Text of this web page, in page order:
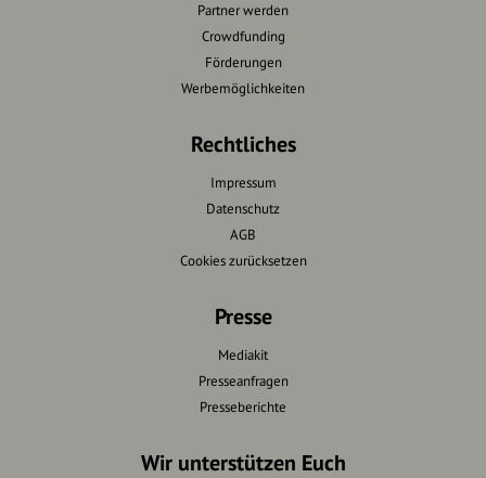
Partner werden
Crowdfunding
Förderungen
Werbemöglichkeiten
Rechtliches
Impressum
Datenschutz
AGB
Cookies zurücksetzen
Presse
Mediakit
Presseanfragen
Presseberichte
Wir unterstützen Euch